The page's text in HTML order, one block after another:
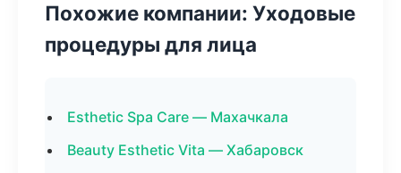
Похожие компании: Уходовые
процедуры для лица
Esthetic Spa Care — Махачкала
Beauty Esthetic Vita — Хабаровск